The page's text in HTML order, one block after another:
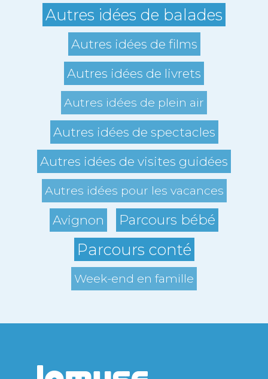
Autres idées de balades
Autres idées de films
Autres idées de livrets
Autres idées de plein air
Autres idées de spectacles
Autres idées de visites guidées
Autres idées pour les vacances
Avignon Parcours bébé
Parcours conté
Week-end en famille